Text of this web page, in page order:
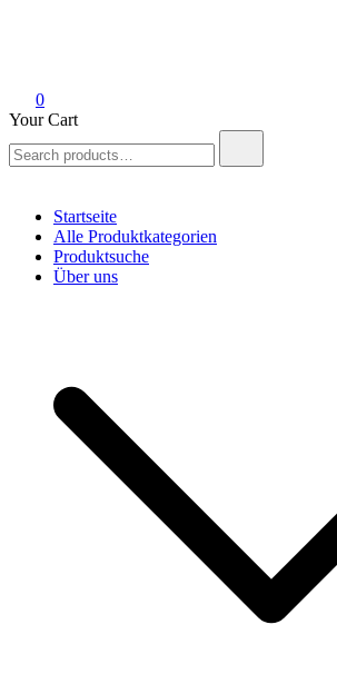
0
Your Cart
for:
Startseite
Alle Produktkategorien
Produktsuche
Über uns